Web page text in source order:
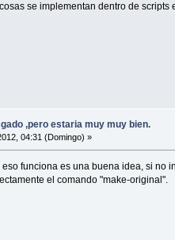
se implementan dentro de
,pero estaria muy muy bien.
04:31 (Domingo) »
eso funciona es una buena idea, si
el comando "make-original".